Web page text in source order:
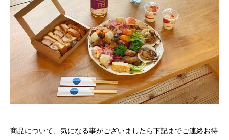
商品について、気になる事がございましたら下記までご連絡お待